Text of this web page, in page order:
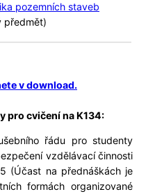
pozemních staveb
předmět)
v download.
pro cvičení na K134:
řádu pro studenty
vzdělávací činnosti
(Účast na přednáškách je
formách organizované